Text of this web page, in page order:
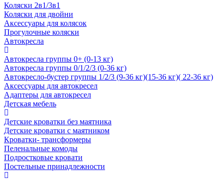
Коляски 2в1/3в1
Коляски для двойни
Аксессуары для колясок
Прогулочные коляски
Автокресла
Автокресла группы 0+ (0-13 кг)
Автокресла группы 0/1/2/3 (0-36 кг)
Автокресло-бустер группы 1/2/3 (9-36 кг)(15-36 кг)( 22-36 кг)
Аксессуары для автокресел
Адаптеры для автокресел
Детская мебель
Детские кроватки без маятника
Детские кроватки с маятником
Кроватки- трансформеры
Пеленальные комоды
Подростковые кровати
Постельные принадлежности